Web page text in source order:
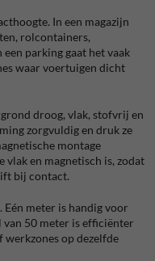
In een magazijn
rolcontainers,
parking gaat het vaak
waar voertuigen dicht
droog, vlak, stofvrij en
zorgvuldig en druk ze
montage
en magnetisch is, zodat
bij contact.
meter is handig voor
50 meter is efficiënter
werkzones op dezelfde